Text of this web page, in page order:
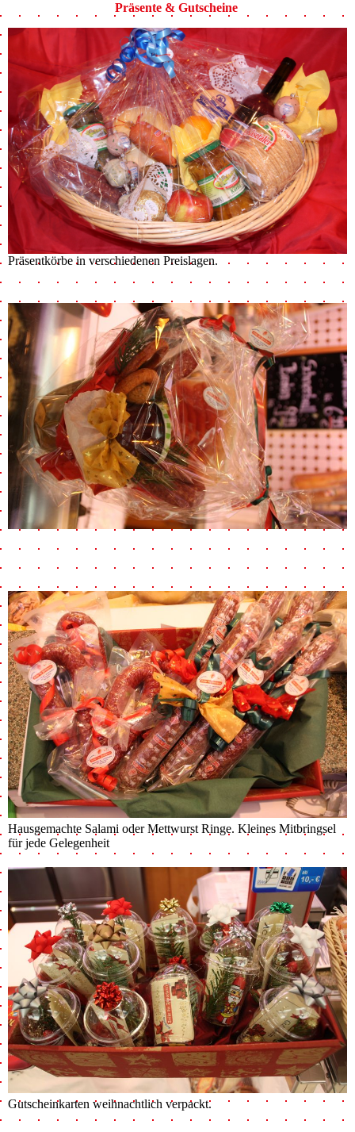
Präsente & Gutscheine
Präsentkörbe in verschiedenen Preislagen.
Hausgemachte Salami oder Mettwurst Ringe. Kleines Mitbringsel
für jede Gelegenheit
Gutscheinkarten weihnachtlich verpackt.